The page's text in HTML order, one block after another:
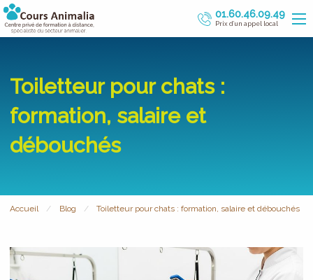
01.60.46.09.49
Prix d’un appel local
Toiletteur pour chats :
formation, salaire et
débouchés
Accueil Blog Toiletteur pour chats : formation, salaire et débouchés